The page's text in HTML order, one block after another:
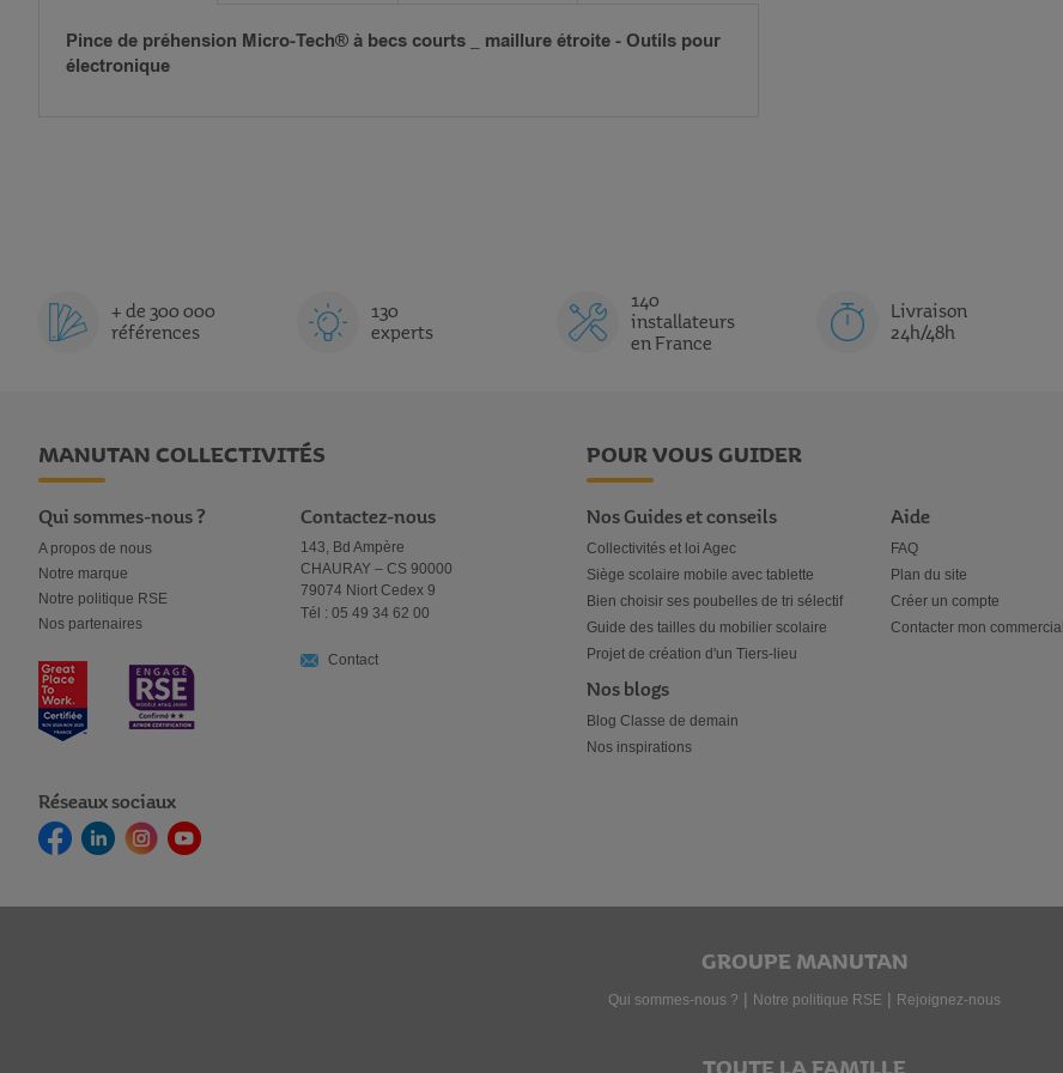
Pince de préhension Micro-Tech® à becs courts _ maillure étroite - Outils pour
électronique
+ de 300 000
références
130
experts
140
installateurs
en France
Livraison
24h/48h
MANUTAN COLLECTIVITÉS
Qui sommes-nous ?
A propos de nous
Notre marque
Notre politique RSE
Nos partenaires
Réseaux sociaux
Contactez-nous
143, Bd Ampère
CHAURAY – CS 90000
79074 Niort Cedex 9
Tél : 05 49 34 62 00
Contact
POUR VOUS GUIDER
Nos Guides et conseils
Collectivités et loi Agec
Siège scolaire mobile avec tablette
Bien choisir ses poubelles de tri sélectif
Guide des tailles du mobilier scolaire
Projet de création d'un Tiers-lieu
Nos blogs
Blog Classe de demain
Nos inspirations
Aide
FAQ
Plan du site
Créer un compte
Contacter mon commercial
GROUPE MANUTAN
Qui sommes-nous ? | Notre politique RSE | Rejoignez-nous